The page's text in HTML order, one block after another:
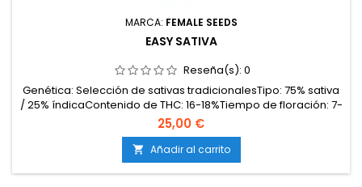
MARCA: FEMALE SEEDS
EASY SATIVA
Reseña(s): 0
Genética: Selección de sativas tradicionalesTipo: 75% sativa
/ 25% índicaContenido de THC: 16-18%Tiempo de floración: 7-
8 semanasProducción en exterior: 400-600
g/plantaAltura: 150-200 cm en exteriorAromas y
sabores: Herbales, frescos y especiados con matices
cítricosEfectos: Estimulantes y cerebrales; motivadores,
creativos y...
25,00 €
 Añadir al carrito